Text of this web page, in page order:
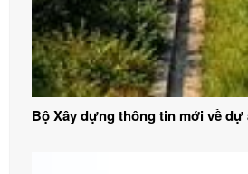
Bộ Xây dựng thông tin mới về